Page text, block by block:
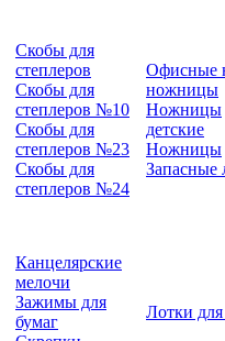
Скобы для
степлеров
Скобы для
степлеров №10
Скобы для
степлеров №23
Скобы для
степлеров №24
Офисные
ножницы
Ножницы
детские
Ножницы
Запасные
Канцелярские
мелочи
Зажимы для
бумаг
Лотки